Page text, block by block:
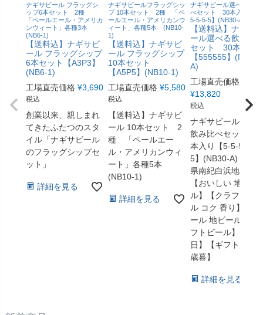
ナギサビール フラッグシ
ップ6本セット 2種
「ペールエール・アメリカ
ンウィート」各種3本
(NB6-1)
【送料込】ナギサビ
ール フラッグシップ
6本セット【A3P3】
(NB6-1)
工場直売価格 ¥3,690
税込
創業以来、親しまれ
てきたふたつのスタ
イル「ナギサビール
のフラッグシップセ
ット」
詳細を見る
ナギサビールフラッグシッ
プ 10本セット 2種 「ペ
ールエール・アメリカンウ
ィート」各種5本 (NB10-
1)
【送料込】ナギサビ
ール フラッグシップ
10本セット
【A5P5】(NB10-1)
工場直売価格 ¥5,580
税込
【送料込】ナギサビ
ール 10本セット 2
種 「ペールエー
ル・アメリカンウィ
ート」各種5本
(NB10-1)
詳細を見る
ナギサビール選べる飲み
べセット 30本入り【5-
5-5-5-5】(NB30-A)
【送料込】ナギサ
ール選べる飲み比
セット 30本入り
【555555】(NB30-
A)
工場直売価格
¥13,820
税込
ナギサビール選べ
飲み比べセット
本入り【5-5-5-5-5-
5】(NB30-A) 和歌
県南紀白浜地ビー
【おいしい 地ビー
ル】【クラフトビ
ル コク 香り】【ビ
ール 地ビール クラ
フトビール】【父
日】【ギフト】【
歳暮】
詳細を見る